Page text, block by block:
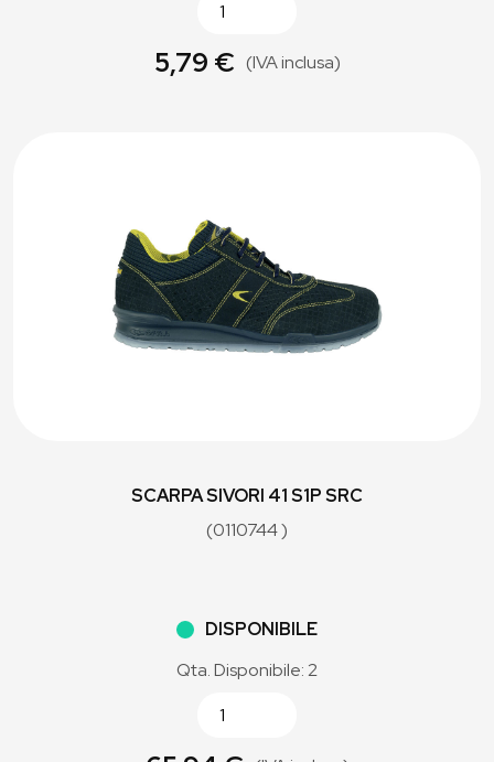
5,79 € (IVA inclusa)
SCARPA SIVORI 41 S1P SRC
(0110744 )
DISPONIBILE
Qta. Disponibile: 2